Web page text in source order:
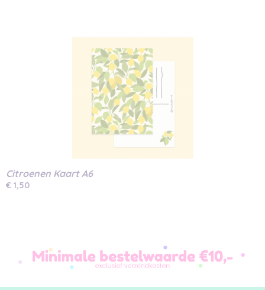
Citroenen Kaart A6
€ 1,50